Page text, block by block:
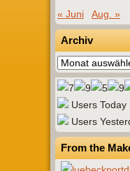
« Juni
Aug. »
Archiv
Archiv
Users Today
Users
From the